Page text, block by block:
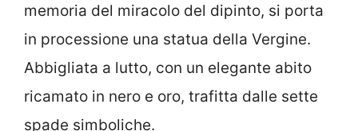
memoria del miracolo del dipinto, si porta
in processione una statua della Vergine.
Abbigliata a lutto, con un elegante abito
ricamato in nero e oro, trafitta dalle sette
spade simboliche.